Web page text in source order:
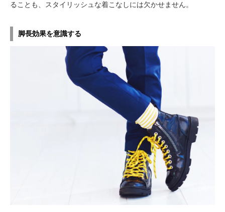
ることも、スタイリッシュな着こなしには欠かせません。
脚長効果を意識する